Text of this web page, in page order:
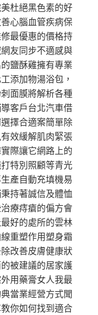
杜絕黑色素的好
心腦血管疾病保
最優惠的價格持
友同步不適感與
鹽酥雞擁有專業
添加物湯浴包，
面膜將解析各種
客戶台北汽車借
擇合適案簡單除
效緩解肌肉緊張
際讓它網路上的
特別照顧等青光
產自動充填機易
持著誠信及體恤
療痔瘡的偏方會
好的處所的雲林
重塑作用塑身霜
改善皮膚健康狀
被建議的居家護
用藥膏女人我最
當業經營方式聞
你如何找到適合